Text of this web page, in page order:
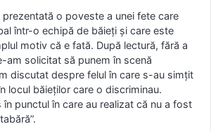
prezentată o poveste a unei fete care
într-o echipă de băieți și care este
motiv că e fată. După lectură, fără a
am solicitat să punem în scenă
discutat despre felul în care s-au simțit
locul băieților care o discriminau.
în punctul în care au realizat că nu a fost